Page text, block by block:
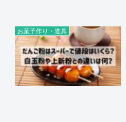
お菓子作り・道具